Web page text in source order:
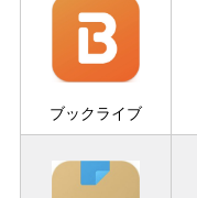
ブックライブ